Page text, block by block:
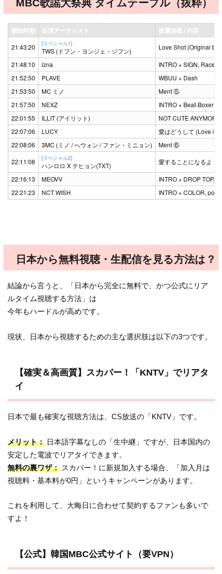
MBC歌謡大祭典 タイムテーブル（抜粋）
開始時刻 出演アーティスト 披露楽曲 / 内容
21:43:20 [スペシャル1]
TWS (ドフン・ヨンジェ・ジフン) Love Shot (Original by
21:48:10 izna
INTRO + SIGN,
21:52:50
PLAVE
WBUU + Dash
21:53:50
MC ミノ
Ment ⑤
21:57:50
NEXZ
INTRO + Beat-Boxer
22:01:55
ILLIT (アイリット)
NOT CUTE
22:07:06
LUCY
愛はどうして (Love
22:08:06
3MC (ミノ / へウォン / ファン・ミニョン)
Ment ⑥
22:11:08
[スペシャル2]
ハンロロ X テヒョン(TXT) 愛することになるよ
22:16:13 MEOVV
INTRO + DROP TOP,
22:21:23
NCT WISH INTRO + COLOR,
日本から無料視聴・生配信を見る方法は？
結論から言うと、「日本から完全に無料で、かつ公式にリア
ルタイム視聴する方法」は
今年もハードルが高めです。
現状、日本から視聴するための主な選択肢は以下の3つです。
【確実＆高画質】スカパー！「KNTV」でリアタ
イ
日本で最も確実な視聴方法は、CS放送の「KNTV」です。
メリット： 日本語字幕なしの「生中継」ですが、日本国内の
安定した電波でリアタイできます。
無料の裏ワザ： スカパー！に新規加入する場合、「加入月は
視聴料・基本料が0円」というキャンペーンがあります。
これを利用して、大晦日に合わせて契約するファンも多いで
すよ！
【公式】韓国MBC公式サイト（要VPN）